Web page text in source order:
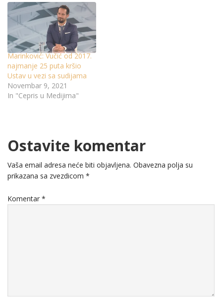
Marinković: Vučić od 2017.
najmanje 25 puta kršio
Ustav u vezi sa sudijama
Novembar 9, 2021
In "Cepris u Medijima"
Ostavite komentar
Vaša email adresa neće biti objavljena. Obavezna polja su
prikazana sa zvezdicom *
Komentar *